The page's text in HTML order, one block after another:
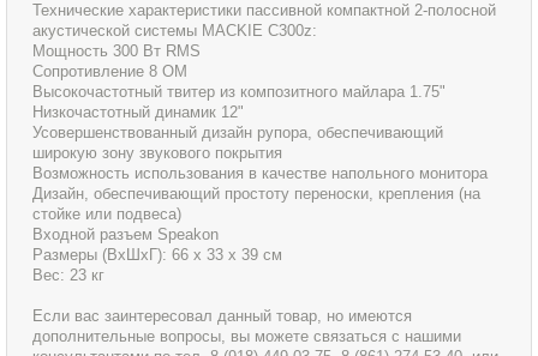
Технические характеристики пассивной компактной 2-полосной
акустической системы MACKIE C300z:
Мощность 300 Вт RMS
Сопротивление 8 ОМ
Высокочастотный твитер из композитного майлара 1.75"
Низкочастотный динамик 12"
Усовершенствованный дизайн рупора, обеспечивающий
широкую зону звукового покрытия
Возможность использования в качестве напольного монитора
Дизайн, обеспечивающий простоту переноски, крепления (на
стойке или подвеса)
Входной разъем Speakon
Размеры (ВхШхГ): 66 х 33 х 39 см
Вес: 23 кг
Если вас заинтересовал данный товар, но имеются
дополнительные вопросы, вы можете связаться с нашими